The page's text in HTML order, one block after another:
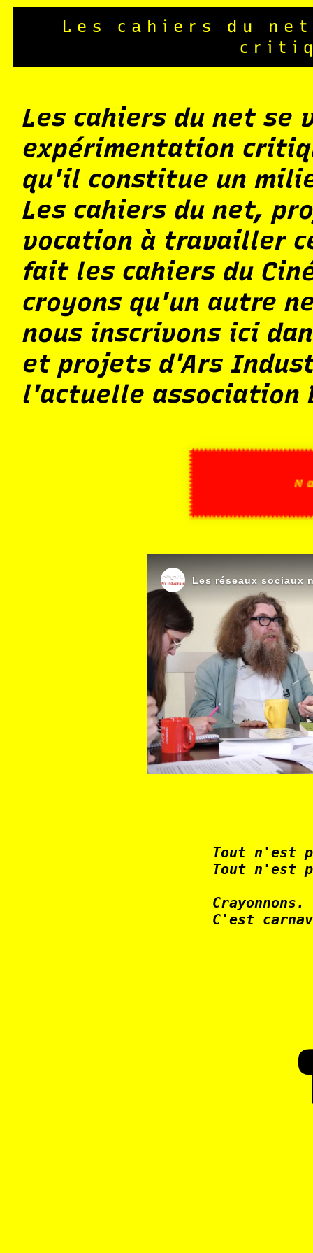
Les cahiers du
Les cahiers du net se
expérimentation
qu'il constitue un
Les cahiers du net,
vocation à travailler
fait les cahiers du
croyons qu'un autre
nous inscrivons ici
et projets d'Ars
l'actuelle association
Tout n'est
Tout n'est
Crayonnons.
C'est